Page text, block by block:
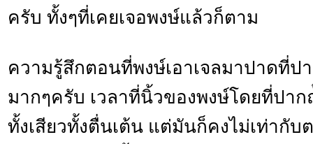
ครับ ทั้งๆที่เคยเจอพงษ์แล้วก็ตาม
ความรู้สึกตอนที่พงษ์เอาเจลมาปาดที่ป
มากๆครับ เวลาที่นิ้วของพงษ์โดยที่ปา
ทั้งเสียวทั้งตื่นเต้น แต่มันก็คงไม่เท่ากับ